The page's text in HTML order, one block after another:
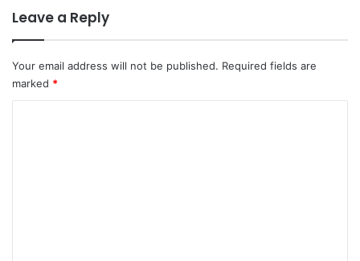
Leave a Reply
Your email address will not be published. Required fields are
marked *